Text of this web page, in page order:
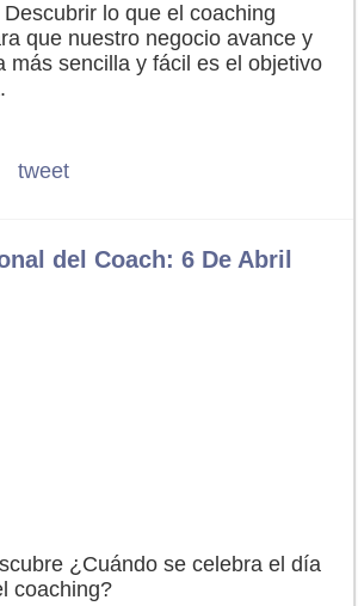
lo que el coaching
que nuestro negocio avance y
más sencilla y fácil es el objetivo
tweet
del Coach: 6 De Abril
¿Cuándo se celebra el día
coaching?